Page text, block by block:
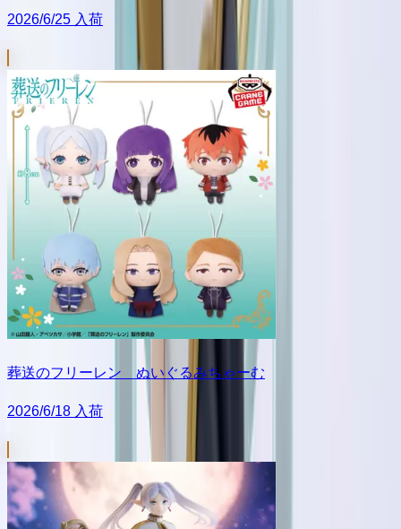
2026/6/25 入荷
葬送のフリーレン ぬいぐるみちゃーむ
2026/6/18 入荷